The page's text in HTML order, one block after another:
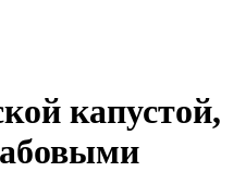
капустой,